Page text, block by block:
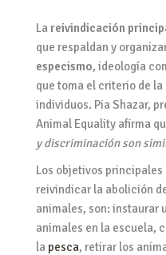
Lareivindicación
que respaldan y
especismo, ideología
que toma el criterio de
individuos. Pia Shazar,
Animal Equality afirma
y discriminación son
Los objetivos principales
reivindicar la abolición
animales, son: instaurar
animales en la escuela,
la pesca, retirar los